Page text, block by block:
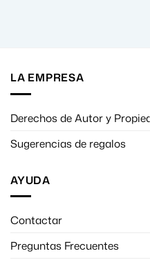
LA EMPRESA
Derechos de Autor y
Sugerencias de regalos
AYUDA
Contactar
Preguntas Frecuentes